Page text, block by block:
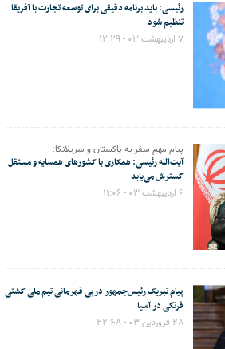
رئیسی: باید برنامه دقیقی برای توسعه تجارت با آفریقا
تنظیم شود
۷ اردیبهشت ۰۳ - ۱۲:۲۹
پیام مهم سفر به پاکستان و سریلانکا؛
آیت‌الله رئیسی: همکاری با کشورهای همسایه و مستقل
گسترش می‌یابد
۶ اردیبهشت ۰۳ - ۱۱:۰۶
پیام تبریک رئیس‌جمهور درپی قهرمانی تیم ملی کشتی
فرنگی در آسیا
۲۸ فروردین ۰۳ - ۲۲:۴۸